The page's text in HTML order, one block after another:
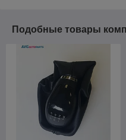
Подобные товары